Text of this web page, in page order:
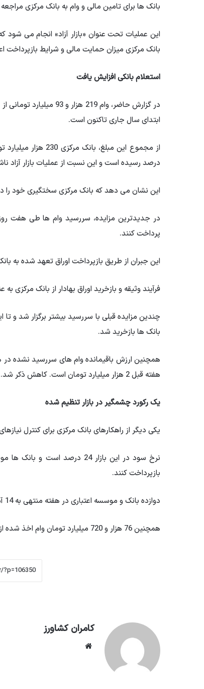
بانک ها برای تامین مالی و وام به بانک مرکزی
این عملیات تحت عنوان «بازار آزاد» انجام می شود
بانک مرکزی میزان حمایت مالی و شرایط بازپرداخت
استعلام بانکی افزایش یافت
ابتدای سال جاری تاکنون است.
درصد رسیده است و این نسبت از عملیات بازار
این نشان می دهد که بانک مرکزی سختگیری خود را
در جدیدترین مزایده، سررسید وام ها طی هفت
پرداخت کنند.
این جبران از طریق بازپرداخت اوراق تعهد شده به بانک مرکزی با
فرآیند وثیقه و بازخرید اوراق بهادار از بانک مرکزی
بانک ها بازخرید شد.
هفته قبل 2 هزار میلیارد تومان است. کاهش ذکر شد.
یک رکورد چشمگیر در بازار تنظیم شده
یکی دیگر از راهکارهای بانک مرکزی برای کنترل
بازپرداخت کنند.
دوازده بانک و موسسه اعتباری در هفته منتهی به 14 آذرماه موفق به اخذ وام 97 هزار و 72 میلیارد تومانی شدند.
همچنین 76 هزار و 720 میلیارد تومان وام اخذ شده از طریق بازار شبانه تا 14 آذر سررسید است.
کامران کشاورز